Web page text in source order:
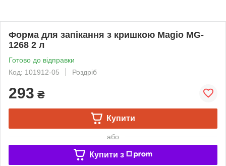
Форма для запікання з кришкою Magio MG-
1268 2 л
Готово до відправки
Код: 101912-05
Роздріб
293 ₴
Купити
або
Купити з